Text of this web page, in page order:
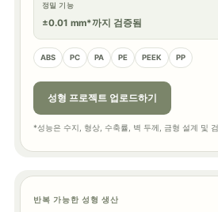
정밀 기능
±0.01 mm*까지 검증됨
ABS PC PA PE PEEK PP
성형 프로젝트 업로드하기
*성능은 수지, 형상, 수축률, 벽 두께, 금형 설계 및
반복 가능한 성형 생산